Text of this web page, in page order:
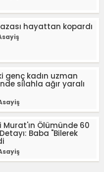
hayattan kopardı
genç kadın uzman
silahla ağır yaralı
Murat'ın Ölümünde 60
Baba "Bilerek